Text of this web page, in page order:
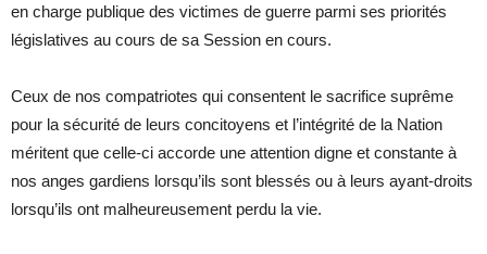
en charge publique des victimes de guerre parmi ses priorités
législatives au cours de sa Session en cours.
Ceux de nos compatriotes qui consentent le sacrifice suprême
pour la sécurité de leurs concitoyens et l’intégrité de la Nation
méritent que celle-ci accorde une attention digne et constante à
nos anges gardiens lorsqu’ils sont blessés ou à leurs ayant-droits
lorsqu’ils ont malheureusement perdu la vie.